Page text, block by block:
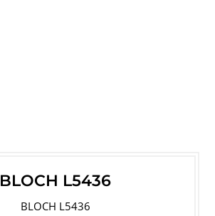
BLOCH L5436
BLOCH L5436